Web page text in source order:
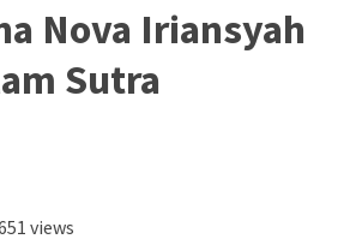
Nova Iriansyah
Sutra
views